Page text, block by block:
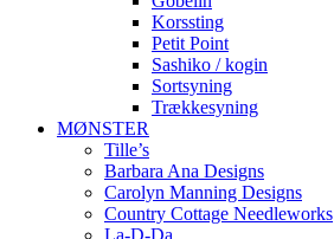
Korssting
Petit Point
Sashiko / kogin
Sortsyning
Trækkesyning
MØNSTER
Tille’s
Barbara Ana Designs
Carolyn Manning Designs
Country Cottage Needleworks
La-D-Da